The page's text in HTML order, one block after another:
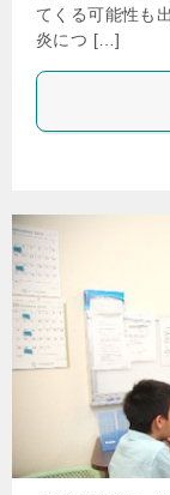
てくる可能性も
炎につ […]